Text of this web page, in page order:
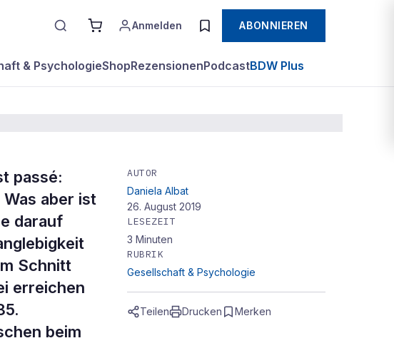
Anmelden ABONNIEREN
& PsychologieShopRezensionenPodcastBDW Plus
passé:
aber ist
darauf
Schnitt
erreichen
beim
AUTOR
Daniela Albat
26. August 2019
LESEZEIT
3 Minuten
RUBRIK
Gesellschaft & Psychologie
Teilen Drucken Merken